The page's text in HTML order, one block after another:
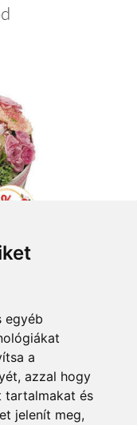
egyéb
a
azzal hogy
tartalmakat és
jelenít meg,